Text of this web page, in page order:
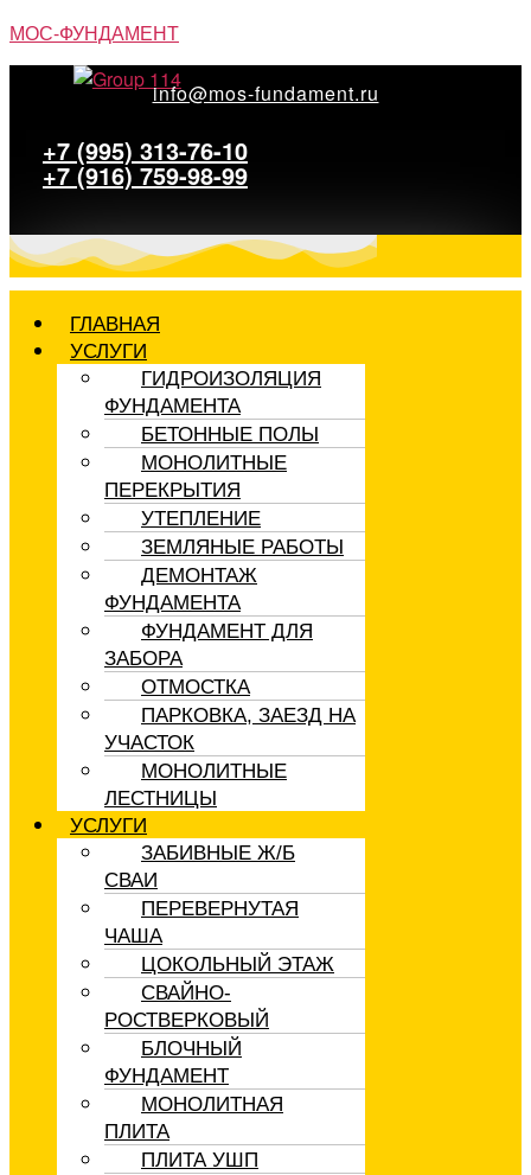
Перейти
к
содержимому
МОС-ФУНДАМЕНТ
info@mos-fundament.ru
+7 (995) 313-76-10
+7 (916) 759-98-99
ГЛАВНАЯ
УСЛУГИ
ГИДРОИЗОЛЯЦИЯ
ФУНДАМЕНТА
БЕТОННЫЕ ПОЛЫ
МОНОЛИТНЫЕ
ПЕРЕКРЫТИЯ
УТЕПЛЕНИЕ
ЗЕМЛЯНЫЕ РАБОТЫ
ДЕМОНТАЖ
ФУНДАМЕНТА
ФУНДАМЕНТ ДЛЯ
ЗАБОРА
ОТМОСТКА
ПАРКОВКА, ЗАЕЗД НА
УЧАСТОК
МОНОЛИТНЫЕ
ЛЕСТНИЦЫ
УСЛУГИ
ЗАБИВНЫЕ Ж/Б
СВАИ
ПЕРЕВЕРНУТАЯ
ЧАША
ЦОКОЛЬНЫЙ ЭТАЖ
СВАЙНО-
РОСТВЕРКОВЫЙ
БЛОЧНЫЙ
ФУНДАМЕНТ
МОНОЛИТНАЯ
ПЛИТА
ПЛИТА УШП